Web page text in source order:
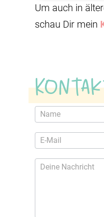
Um auch in
schau Dir mein